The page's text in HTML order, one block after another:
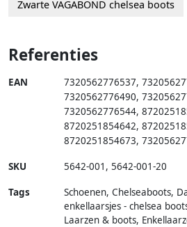
Zwarte VAGABOND chelsea boots
Referenties
EAN 7320562776537,
7320562776490,
7320562776544,
8720251854642,
8720251854673,
SKU 5642-001 , 5642-001-20
Tags
Schoenen, Chelseaboots,
enkellaarsjes - chelsea
Laarzen & boots,